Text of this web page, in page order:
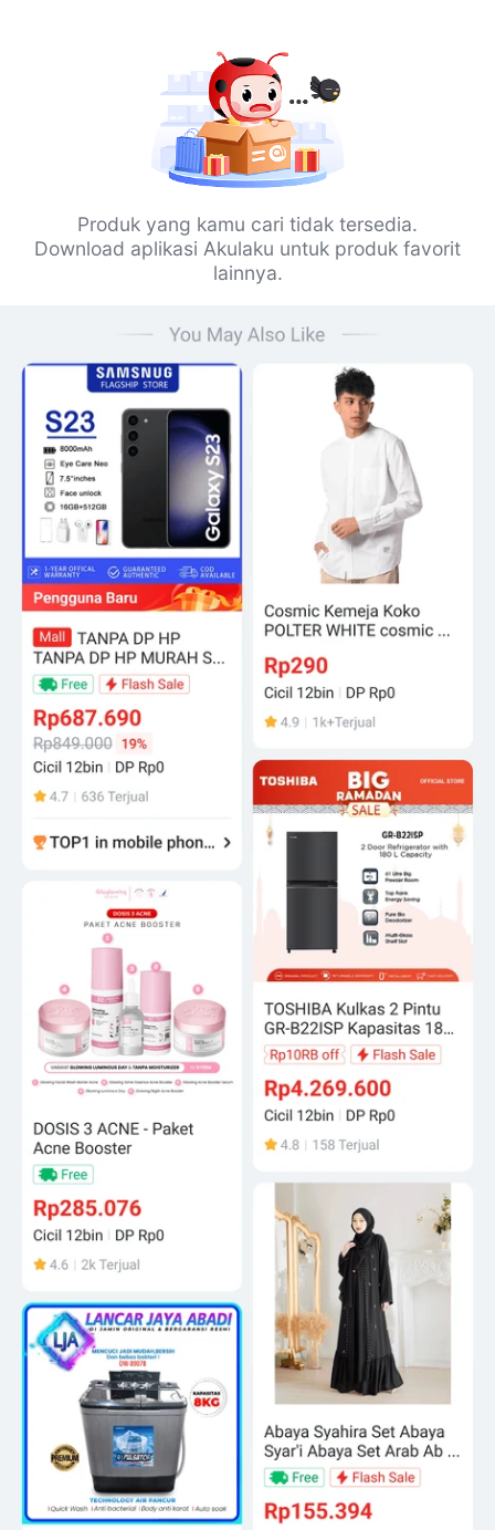
Produk yang kamu cari tidak tersedia.
Download aplikasi Akulaku untuk produk favorit
lainnya.